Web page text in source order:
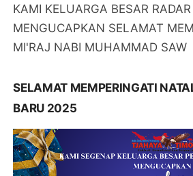
KAMI KELUARGA BESAR
MENGUCAPKAN SELAMAT
MI'RAJ NABI MUHAMMAD SAW
SELAMAT MEMPERINGATI
BARU 2025